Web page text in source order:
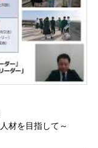
材を目指して～